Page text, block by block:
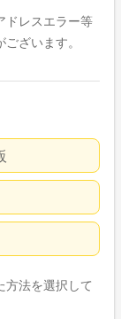
ドレスエラー等
ざいます。
方法を選択して